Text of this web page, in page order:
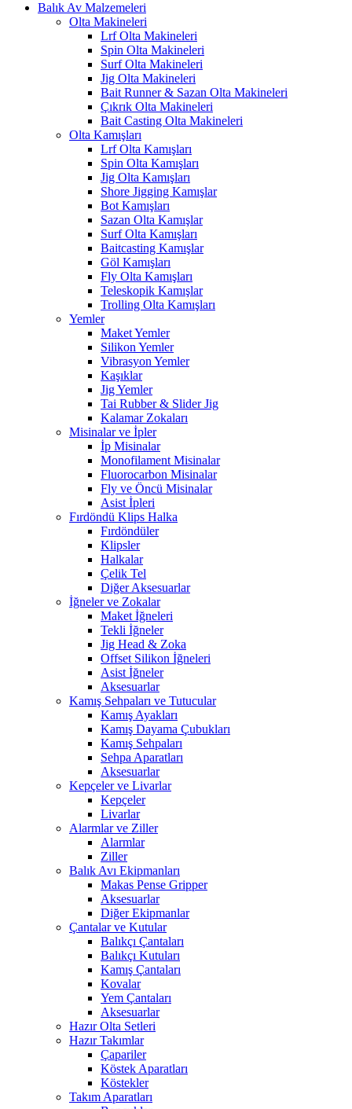
Balık Av Malzemeleri
Olta Makineleri
Lrf Olta Makineleri
Spin Olta Makineleri
Surf Olta Makineleri
Jig Olta Makineleri
Bait Runner & Sazan Olta Makineleri
Çıkrık Olta Makineleri
Bait Casting Olta Makineleri
Olta Kamışları
Lrf Olta Kamışları
Spin Olta Kamışları
Jig Olta Kamışları
Shore Jigging Kamışlar
Bot Kamışları
Sazan Olta Kamışlar
Surf Olta Kamışları
Baitcasting Kamışlar
Göl Kamışları
Fly Olta Kamışları
Teleskopik Kamışlar
Trolling Olta Kamışları
Yemler
Maket Yemler
Silikon Yemler
Vibrasyon Yemler
Kaşıklar
Jig Yemler
Tai Rubber & Slider Jig
Kalamar Zokaları
Misinalar ve İpler
İp Misinalar
Monofilament Misinalar
Fluorocarbon Misinalar
Fly ve Öncü Misinalar
Asist İpleri
Fırdöndü Klips Halka
Fırdöndüler
Klipsler
Halkalar
Çelik Tel
Diğer Aksesuarlar
İğneler ve Zokalar
Maket İğneleri
Tekli İğneler
Jig Head & Zoka
Offset Silikon İğneleri
Asist İğneler
Aksesuarlar
Kamış Sehpaları ve Tutucular
Kamış Ayakları
Kamış Dayama Çubukları
Kamış Sehpaları
Sehpa Aparatları
Aksesuarlar
Kepçeler ve Livarlar
Kepçeler
Livarlar
Alarmlar ve Ziller
Alarmlar
Ziller
Balık Avı Ekipmanları
Makas Pense Gripper
Aksesuarlar
Diğer Ekipmanlar
Çantalar ve Kutular
Balıkçı Çantaları
Balıkçı Kutuları
Kamış Çantaları
Kovalar
Yem Çantaları
Aksesuarlar
Hazır Olta Setleri
Hazır Takımlar
Çapariler
Köstek Aparatları
Köstekler
Takım Aparatları